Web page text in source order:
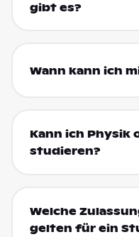
gibt es?
Wann kann ich
Kann ich Physik
studieren?
Welche
gelten für ein